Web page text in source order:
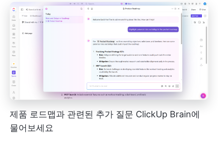
제품 로드맵과 관련된 추가 질문 ClickUp Brain에
물어보세요